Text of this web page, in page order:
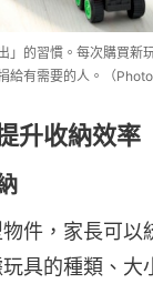
」的習慣。每次購買新
給有需要的人。（
升收納效率
件，家長可以
具的種類、大